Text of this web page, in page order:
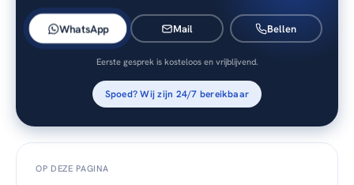
WhatsApp Mail Bellen
Eerste gesprek is kosteloos en vrijblijvend.
Spoed? Wij zijn 24/7 bereikbaar
OP DEZE PAGINA